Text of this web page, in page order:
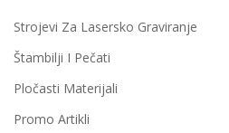
Strojevi Za Lasersko Graviranje
Štambilji I Pečati
Pločasti Materijali
Promo Artikli